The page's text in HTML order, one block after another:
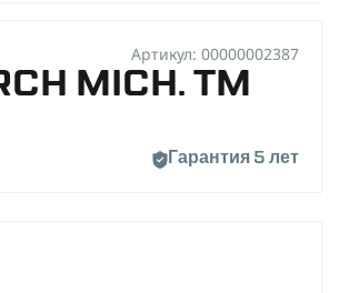
Артикул: 00000002387
MICH. ТМ
Гарантия 5 лет